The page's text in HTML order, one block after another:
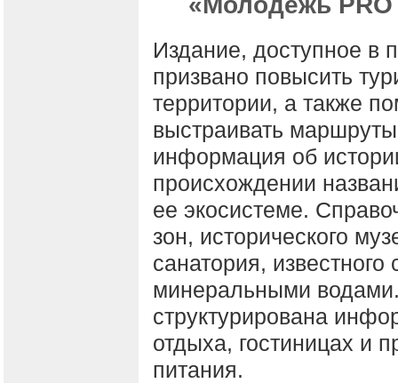
Издание, доступное в
призвано повысить
территории, а также
выстраивать
информация об
происхождении
ее экосистеме.
зон, исторического
санатория,
минеральными
структурирована
отдыха, гостиницах и
питания.